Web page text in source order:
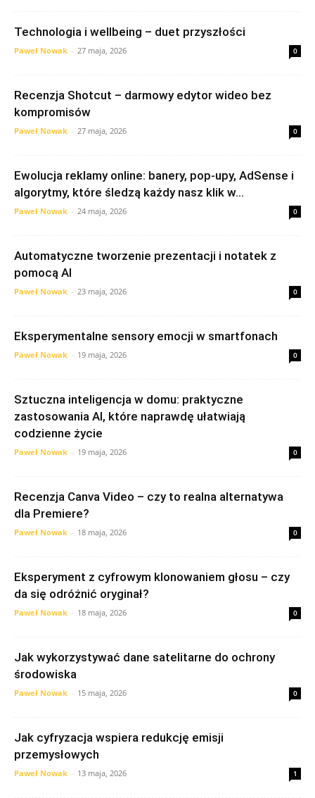
Technologia i wellbeing – duet przyszłości
Paweł Nowak - 27 maja, 2026 0
Recenzja Shotcut – darmowy edytor wideo bez
kompromisów
Paweł Nowak - 27 maja, 2026 0
Ewolucja reklamy online: banery, pop‑upy, AdSense i
algorytmy, które śledzą każdy nasz klik w...
Paweł Nowak - 24 maja, 2026 0
Automatyczne tworzenie prezentacji i notatek z
pomocą AI
Paweł Nowak - 23 maja, 2026 0
Eksperymentalne sensory emocji w smartfonach
Paweł Nowak - 19 maja, 2026 0
Sztuczna inteligencja w domu: praktyczne
zastosowania AI, które naprawdę ułatwiają
codzienne życie
Paweł Nowak - 19 maja, 2026 0
Recenzja Canva Video – czy to realna alternatywa
dla Premiere?
Paweł Nowak - 18 maja, 2026 0
Eksperyment z cyfrowym klonowaniem głosu – czy
da się odróżnić oryginał?
Paweł Nowak - 18 maja, 2026 0
Jak wykorzystywać dane satelitarne do ochrony
środowiska
Paweł Nowak - 15 maja, 2026 0
Jak cyfryzacja wspiera redukcję emisji
przemysłowych
Paweł Nowak - 13 maja, 2026 1